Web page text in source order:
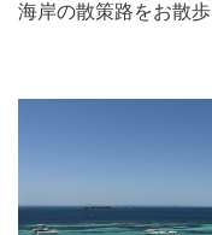
海岸の散策路をお散歩